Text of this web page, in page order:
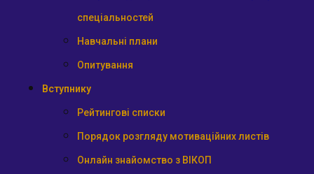
спеціальностей
Навчальні плани
Опитування
Вступнику
Рейтингові списки
Порядок розгляду мотиваційних листів
Онлайн знайомство з ВІКОП